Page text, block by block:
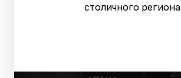
столичного региона